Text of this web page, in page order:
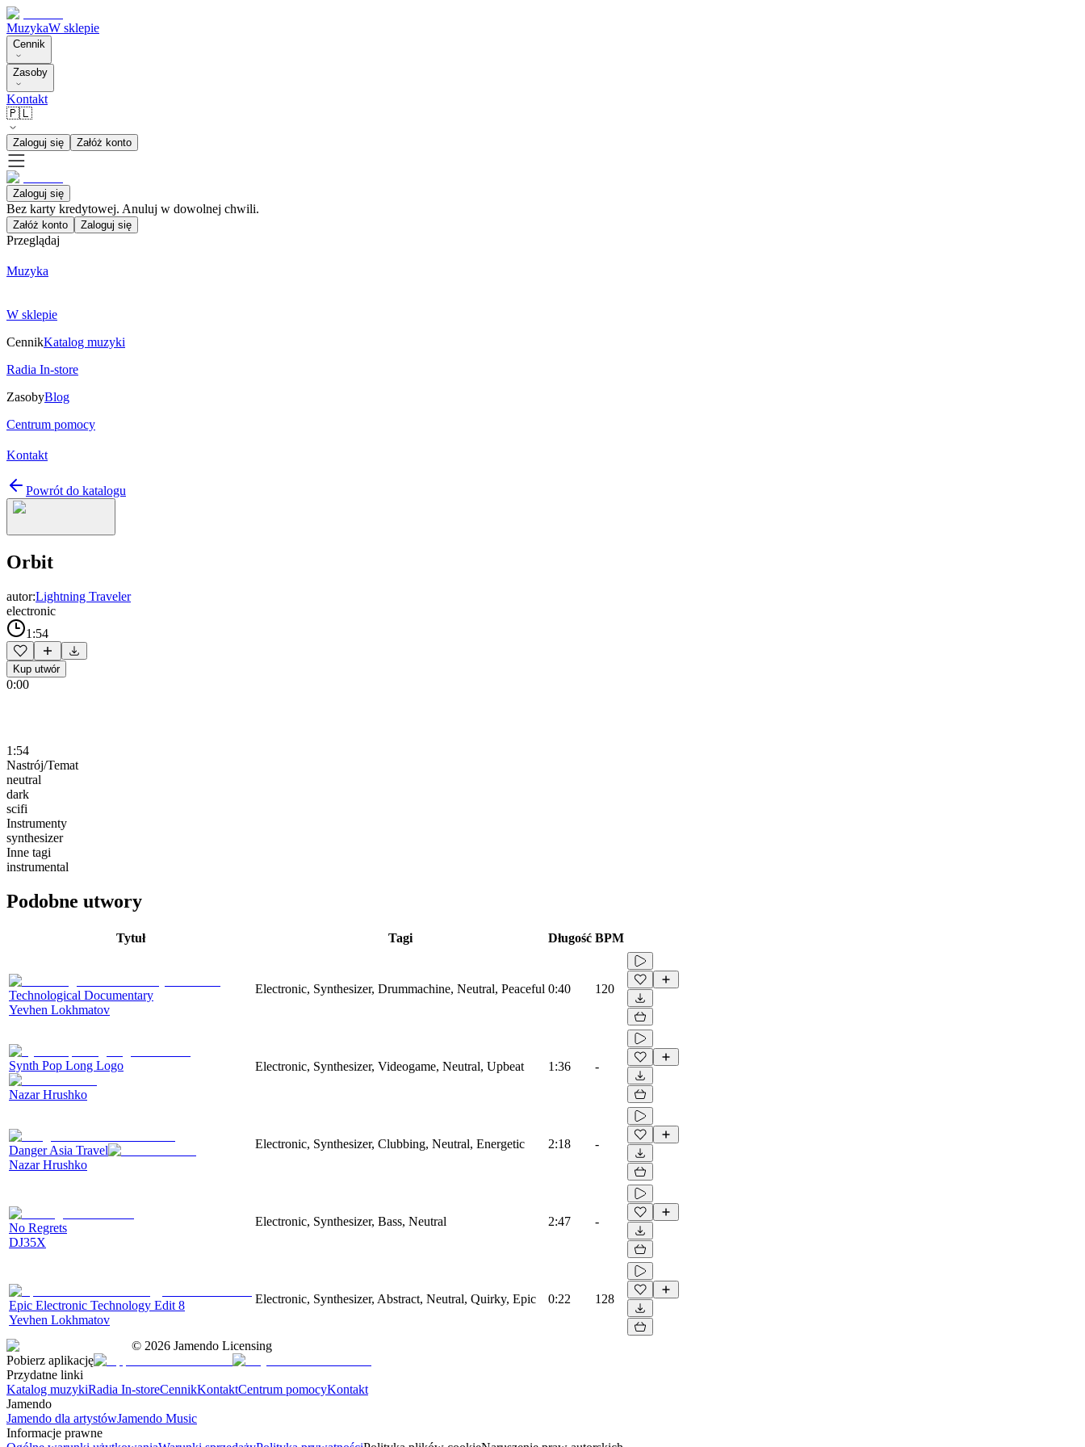
MuzykaW sklepie
Cennik
Zasoby
Kontakt
🇵🇱
Zaloguj się Załóż konto
Zaloguj się
Bez karty kredytowej. Anuluj w dowolnej chwili.
Załóż konto Zaloguj się
Przeglądaj
Muzyka
W sklepie
CennikKatalog muzyki
Radia In-store
ZasobyBlog
Centrum pomocy
Kontakt
Powrót do katalogu
Orbit
autor:Lightning Traveler
electronic
1:54
Kup utwór
0:00
1:54
Nastrój/Temat
neutral
dark
scifi
Instrumenty
synthesizer
Inne tagi
instrumental
Podobne utwory
Tytuł Tagi Długość BPM
Technological Documentary
Yevhen Lokhmatov
Electronic, Synthesizer, Drummachine, Neutral, Peaceful 0:40 120
Synth Pop Long Logo
Nazar Hrushko
Electronic, Synthesizer, Videogame, Neutral, Upbeat 1:36 -
Danger Asia Travel
Nazar Hrushko
Electronic, Synthesizer, Clubbing, Neutral, Energetic 2:18 -
No Regrets
DJ35X
Electronic, Synthesizer, Bass, Neutral 2:47 -
Epic Electronic Technology Edit 8
Yevhen Lokhmatov
Electronic, Synthesizer, Abstract, Neutral, Quirky, Epic 0:22 128
© 2026 Jamendo Licensing
Pobierz aplikację
Przydatne linki
Katalog muzykiRadia In-storeCennikKontaktCentrum pomocyKontakt
Jamendo
Jamendo dla artystówJamendo Music
Informacje prawne